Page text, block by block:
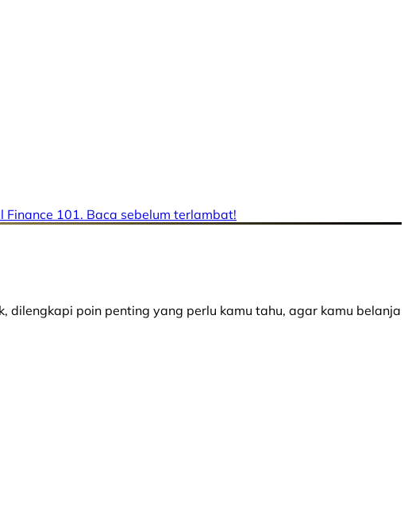
Finance 101. Baca sebelum terlambat!
dilengkapi poin penting yang perlu kamu tahu, agar kamu belanja